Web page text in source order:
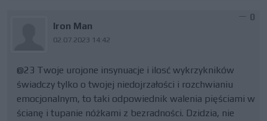
Iron Man
02.07.2023 14:42
0
@23 Twoje urojone insynuacje i ilosć wykrzykników
świadczy tylko o twojej niedojrzałości i rozchwianiu
emocjonalnym, to taki odpowiednik walenia pięściami w
ścianę i tupanie nóżkami z bezradności. Dzidzia, nie